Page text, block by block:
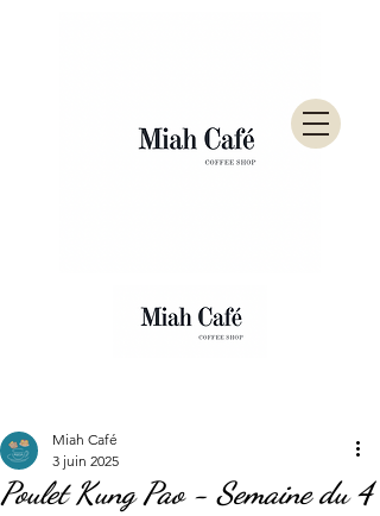
Poulet Kung Pao - Semaine du 4
Miah Café
3 juin 2025